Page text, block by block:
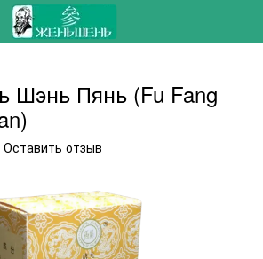
Шэнь Пянь (Fu Fang
Оставить отзыв